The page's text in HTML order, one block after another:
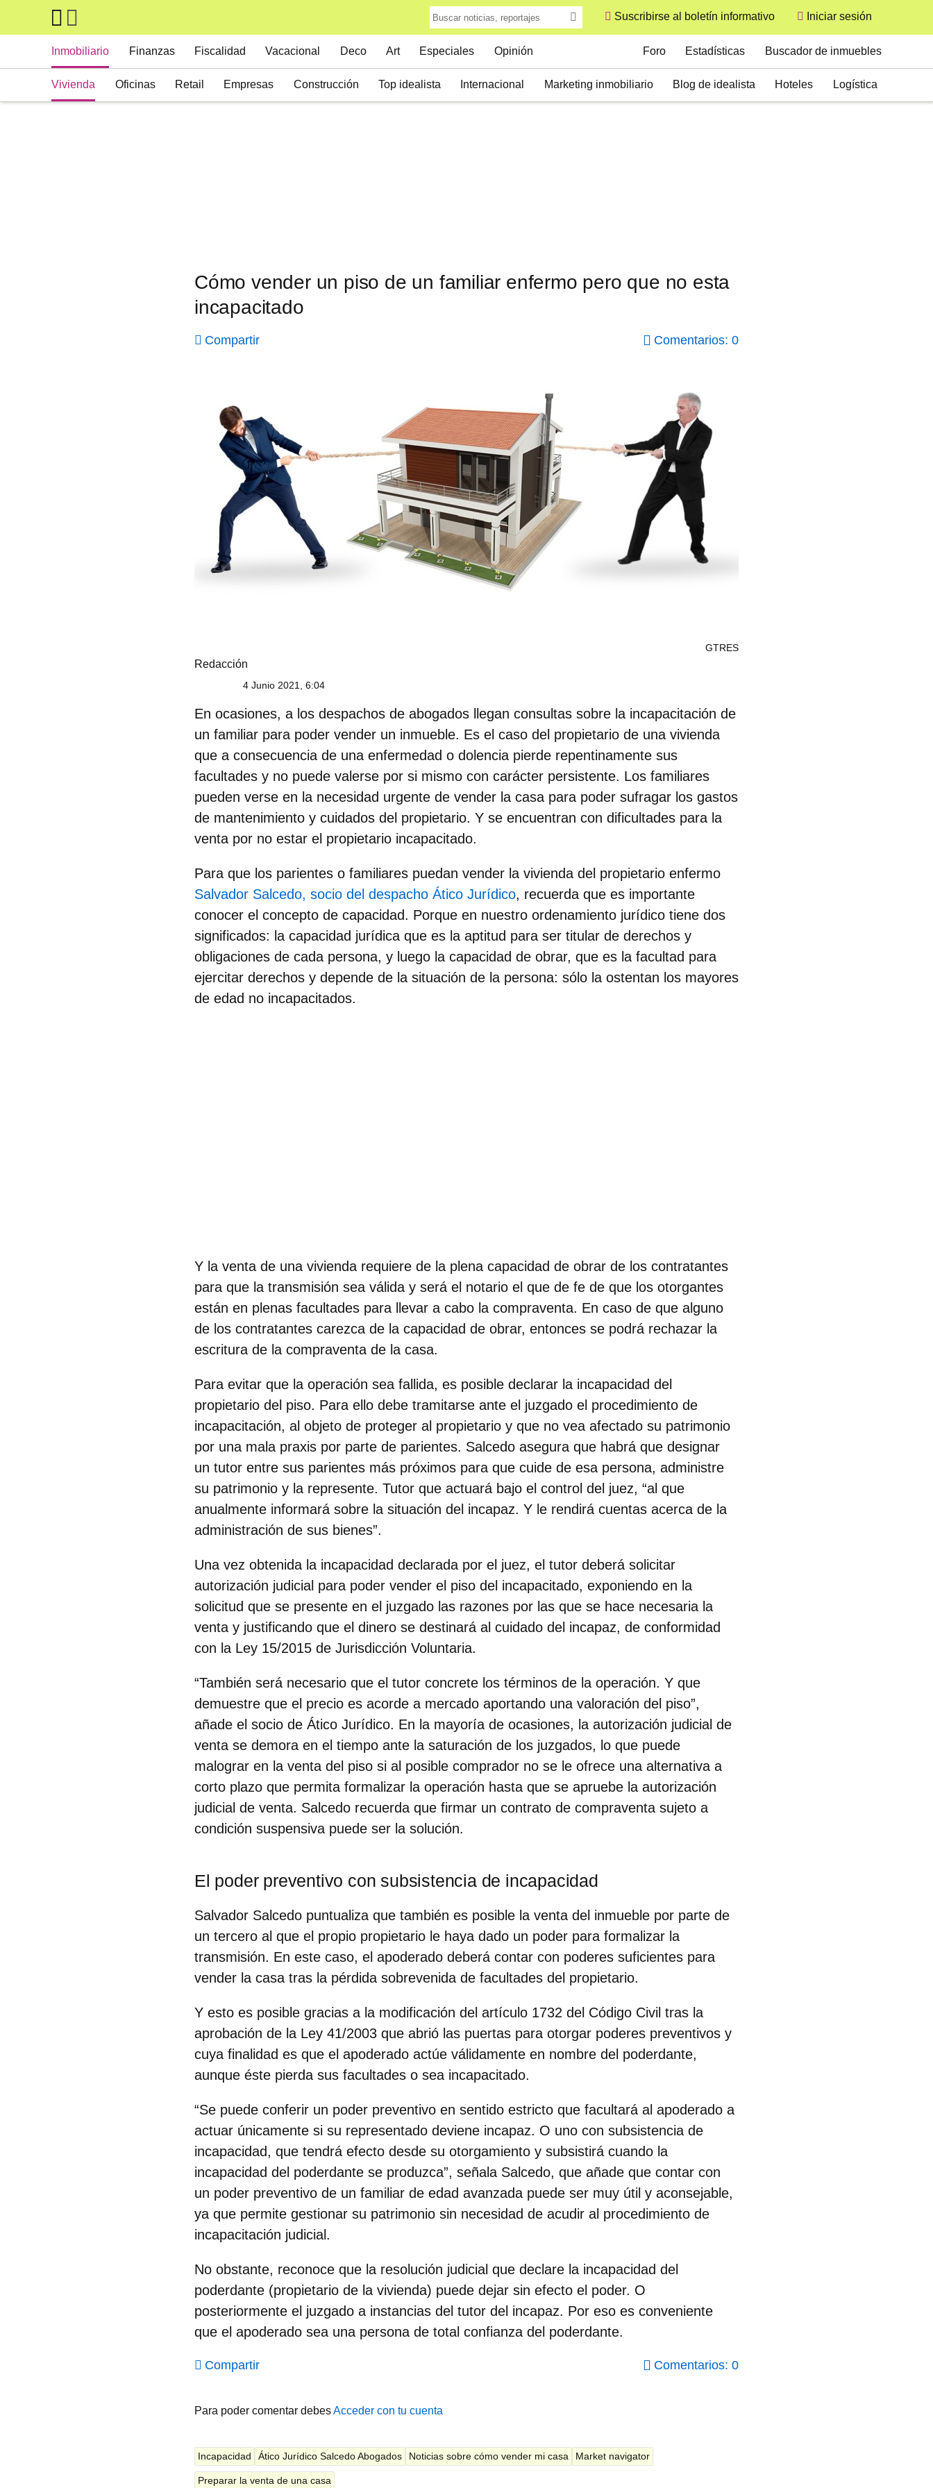
Skip to main content
Suscribirse al boletín informativo
User
Iniciar sesión
Inmobiliario
Vivienda Oficinas Retail Empresas Construcción Top idealista Internacional Marketing inmobiliario Blog de idealista Hoteles Logística
Finanzas Fiscalidad Vacacional Deco Art Especiales Opinión Foro Estadísticas Buscador de inmuebles
Cómo vender un piso de un familiar enfermo pero que no esta
incapacitado
Compartir Comentarios: 0
GTRES
Redacción
4 Junio 2021, 6:04
En ocasiones, a los despachos de abogados llegan consultas sobre la incapacitación de
un familiar para poder vender un inmueble. Es el caso del propietario de una vivienda
que a consecuencia de una enfermedad o dolencia pierde repentinamente sus
facultades y no puede valerse por si mismo con carácter persistente. Los familiares
pueden verse en la necesidad urgente de vender la casa para poder sufragar los gastos
de mantenimiento y cuidados del propietario. Y se encuentran con dificultades para la
venta por no estar el propietario incapacitado.
Para que los parientes o familiares puedan vender la vivienda del propietario enfermo
Salvador Salcedo, socio del despacho Ático Jurídico, recuerda que es importante
conocer el concepto de capacidad. Porque en nuestro ordenamiento jurídico tiene dos
significados: la capacidad jurídica que es la aptitud para ser titular de derechos y
obligaciones de cada persona, y luego la capacidad de obrar, que es la facultad para
ejercitar derechos y depende de la situación de la persona: sólo la ostentan los mayores
de edad no incapacitados.
Y la venta de una vivienda requiere de la plena capacidad de obrar de los contratantes
para que la transmisión sea válida y será el notario el que de fe de que los otorgantes
están en plenas facultades para llevar a cabo la compraventa. En caso de que alguno
de los contratantes carezca de la capacidad de obrar, entonces se podrá rechazar la
escritura de la compraventa de la casa.
Para evitar que la operación sea fallida, es posible declarar la incapacidad del
propietario del piso. Para ello debe tramitarse ante el juzgado el procedimiento de
incapacitación, al objeto de proteger al propietario y que no vea afectado su patrimonio
por una mala praxis por parte de parientes. Salcedo asegura que habrá que designar
un tutor entre sus parientes más próximos para que cuide de esa persona, administre
su patrimonio y la represente. Tutor que actuará bajo el control del juez, “al que
anualmente informará sobre la situación del incapaz. Y le rendirá cuentas acerca de la
administración de sus bienes”.
Una vez obtenida la incapacidad declarada por el juez, el tutor deberá solicitar
autorización judicial para poder vender el piso del incapacitado, exponiendo en la
solicitud que se presente en el juzgado las razones por las que se hace necesaria la
venta y justificando que el dinero se destinará al cuidado del incapaz, de conformidad
con la Ley 15/2015 de Jurisdicción Voluntaria.
“También será necesario que el tutor concrete los términos de la operación. Y que
demuestre que el precio es acorde a mercado aportando una valoración del piso”,
añade el socio de Ático Jurídico. En la mayoría de ocasiones, la autorización judicial de
venta se demora en el tiempo ante la saturación de los juzgados, lo que puede
malograr en la venta del piso si al posible comprador no se le ofrece una alternativa a
corto plazo que permita formalizar la operación hasta que se apruebe la autorización
judicial de venta. Salcedo recuerda que firmar un contrato de compraventa sujeto a
condición suspensiva puede ser la solución.
El poder preventivo con subsistencia de incapacidad
Salvador Salcedo puntualiza que también es posible la venta del inmueble por parte de
un tercero al que el propio propietario le haya dado un poder para formalizar la
transmisión. En este caso, el apoderado deberá contar con poderes suficientes para
vender la casa tras la pérdida sobrevenida de facultades del propietario.
Y esto es posible gracias a la modificación del artículo 1732 del Código Civil tras la
aprobación de la Ley 41/2003 que abrió las puertas para otorgar poderes preventivos y
cuya finalidad es que el apoderado actúe válidamente en nombre del poderdante,
aunque éste pierda sus facultades o sea incapacitado.
“Se puede conferir un poder preventivo en sentido estricto que facultará al apoderado a
actuar únicamente si su representado deviene incapaz. O uno con subsistencia de
incapacidad, que tendrá efecto desde su otorgamiento y subsistirá cuando la
incapacidad del poderdante se produzca”, señala Salcedo, que añade que contar con
un poder preventivo de un familiar de edad avanzada puede ser muy útil y aconsejable,
ya que permite gestionar su patrimonio sin necesidad de acudir al procedimiento de
incapacitación judicial.
No obstante, reconoce que la resolución judicial que declare la incapacidad del
poderdante (propietario de la vivienda) puede dejar sin efecto el poder. O
posteriormente el juzgado a instancias del tutor del incapaz. Por eso es conveniente
que el apoderado sea una persona de total confianza del poderdante.
Compartir Comentarios: 0
Para poder comentar debesAcceder con tu cuenta
Incapacidad Ático Jurídico Salcedo Abogados Noticias sobre cómo vender mi casa Market navigator
Preparar la venta de una casa